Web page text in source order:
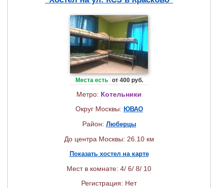
Места есть от 400 руб.
Метро: Котельники
Округ Москвы: ЮВАО
Район: Люберцы
До центра Москвы: 26.10 км
Показать хостел на карте
Мест в комнате: 4/ 6/ 8/ 10
Регистрация: Нет